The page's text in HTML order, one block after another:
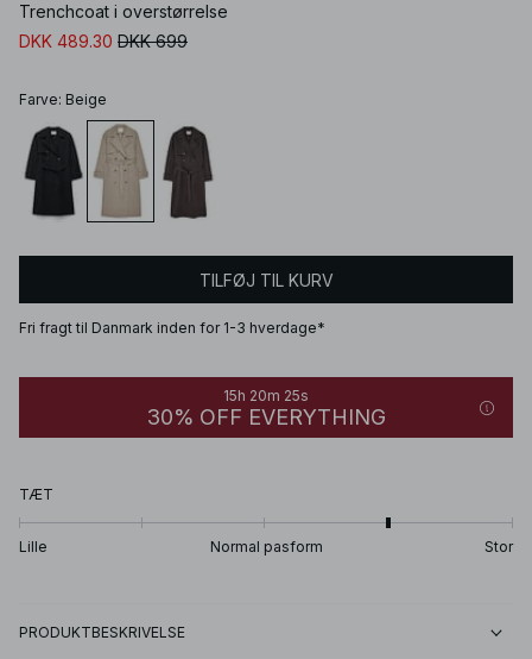
Trenchcoat i overstørrelse
DKK 489.30 DKK 699
Farve: Beige
TILFØJ TIL KURV
Fri fragt til Danmark inden for 1-3 hverdage*
15h 20m 25s
30% OFF EVERYTHING
TÆT
Lille Normal pasform Stor
PRODUKTBESKRIVELSE